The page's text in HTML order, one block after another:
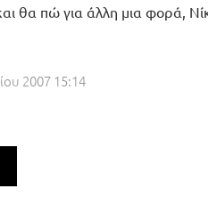
θα πώ για άλλη μια φορά,
2007 15:14